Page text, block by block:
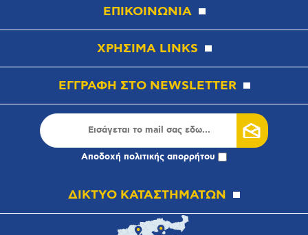
ΕΠΙΚΟΙΝΩΝΙΑ
ΧΡΗΣΙΜΑ LINKS
ΕΓΓΡΑΦΗ ΣΤΟ NEWSLETTER
Αποδοχή πολιτικής απορρήτου
ΔΙΚΤΥΟ ΚΑΤΑΣΤΗΜΑΤΩΝ